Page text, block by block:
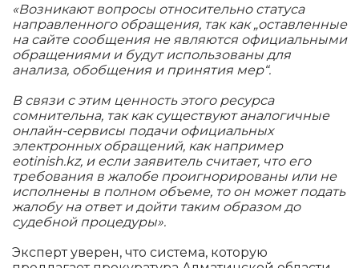
«Возникают вопросы относительно статуса
направленного обращения, так как „оставленные
на сайте сообщения не являются официальными
обращениями и будут использованы для
анализа, обобщения и принятия мер“.
В связи с этим ценность этого ресурса
сомнительна, так как существуют аналогичные
онлайн-сервисы подачи официальных
электронных обращений, как например
eotinish.kz, и если заявитель считает, что его
требования в жалобе проигнорированы или не
исполнены в полном объеме, то он может подать
жалобу на ответ и дойти таким образом до
судебной процедуры».
Эксперт уверен, что система, которую